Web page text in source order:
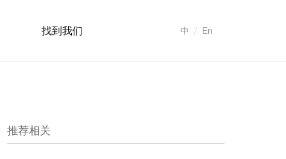
中 En
找到我们
推荐相关